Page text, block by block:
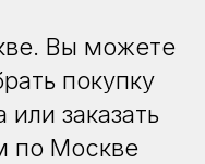
Вы можете
покупку
заказать
по Москве